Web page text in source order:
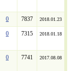
0 7837 2018.01.23
0 7315 2018.01.18
0 7741 2017.08.08